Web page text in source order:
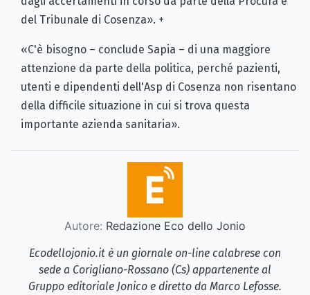
del Tribunale di Cosenza». +
«C'è bisogno – conclude Sapia – di una maggiore
attenzione da parte della politica, perché pazienti,
utenti e dipendenti dell'Asp di Cosenza non risentano
della difficile situazione in cui si trova questa
importante azienda sanitaria».
Autore: Redazione Eco dello Jonio
Ecodellojonio.it è un giornale on-line calabrese con
sede a Corigliano-Rossano (Cs) appartenente al
Gruppo editoriale Jonico e diretto da Marco Lefosse.